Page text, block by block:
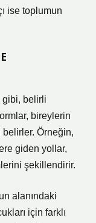
ise toplumun
gibi, belirli
bireylerin
belirler. Örneğin,
giden yollar,
şekillendirir.
alanındaki
için farklı